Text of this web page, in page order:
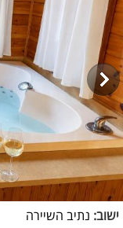
ישוב: נתיב השיירה